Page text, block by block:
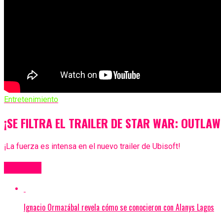
Entretenimiento
¡SE FILTRA EL TRAILER DE STAR WAR:
¡La fuerza es intensa en el nuevo trailer de Ubisoft!
Ignacio Ormazábal revela cómo se conocieron con Alanys Lagos